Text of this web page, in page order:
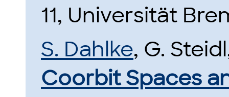
11, Universität
S. Dahlke, G.
Coorbit Spaces